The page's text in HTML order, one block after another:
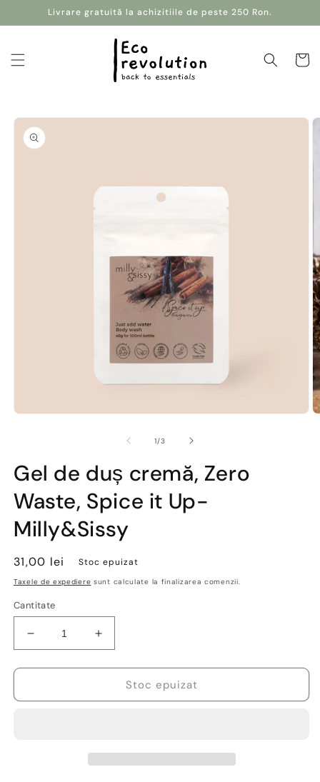
Salt la
conținut
Livrare gratuită la achizitiile de peste 250 Ron.
Coș
informațiile
despre
produs
o
fereastră
modală
1/din
3
Gel de duș cremă, Zero
Waste, Spice it Up-
Milly&Sissy
Preț
obișnuit
31,00 lei Stoc epuizat
Taxele de expediere sunt calculate la finalizarea comenzii.
Cantitate
Reduceți
cantitatea
pentru
de
Creșteți
cantitatea
pentru
de
Stoc epuizat